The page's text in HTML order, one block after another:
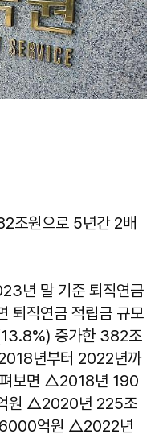
조원으로 5년간 2배
년 말 기준 퇴직연금
퇴직연금 적립금 규모
증가한 382조
년부터 2022년까
펴보면 △2018년 190
원 △2020년 225조
억원 △2022년